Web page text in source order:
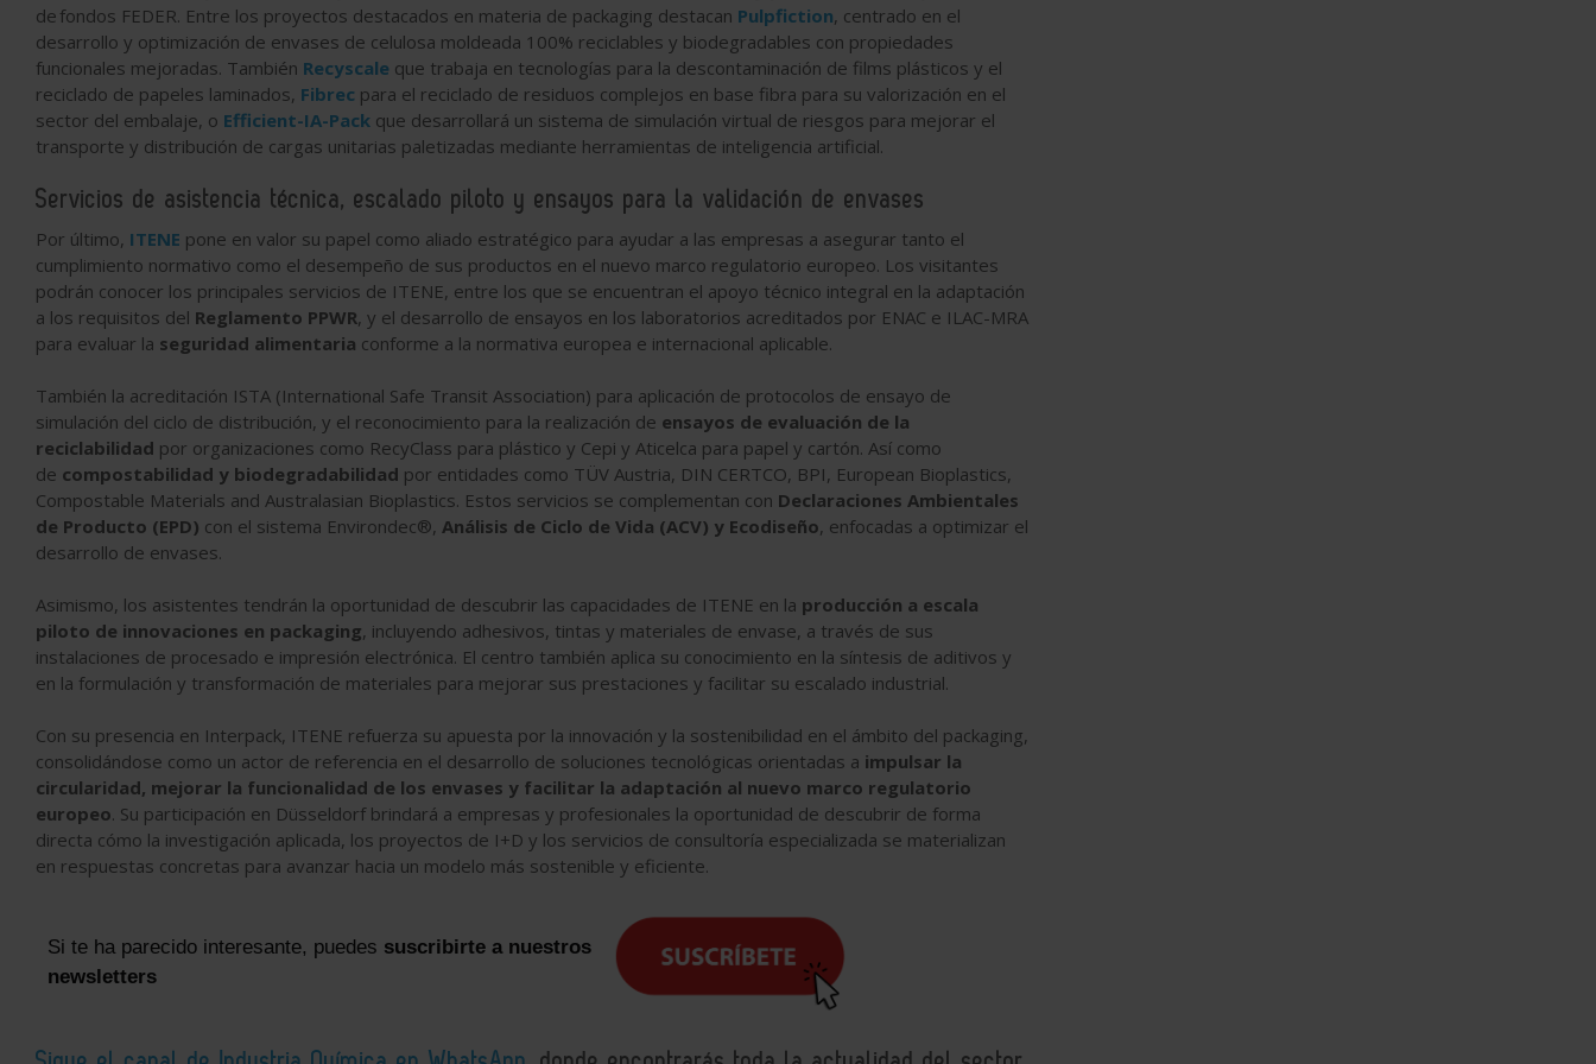
de fondos FEDER. Entre los proyectos destacados en materia de packaging destacan Pulpfiction, centrado en el
desarrollo y optimización de envases de celulosa moldeada 100% reciclables y biodegradables con propiedades
funcionales mejoradas. También Recyscale que trabaja en tecnologías para la descontaminación de films plásticos y el
reciclado de papeles laminados, Fibrec para el reciclado de residuos complejos en base fibra para su valorización en el
sector del embalaje, o Efficient-IA-Pack que desarrollará un sistema de simulación virtual de riesgos para mejorar el
transporte y distribución de cargas unitarias paletizadas mediante herramientas de inteligencia artificial.
Servicios de asistencia técnica, escalado piloto y ensayos para la validación de envases
Por último, ITENE pone en valor su papel como aliado estratégico para ayudar a las empresas a asegurar tanto el
cumplimiento normativo como el desempeño de sus productos en el nuevo marco regulatorio europeo. Los visitantes
podrán conocer los principales servicios de ITENE, entre los que se encuentran el apoyo técnico integral en la adaptación
a los requisitos del Reglamento PPWR, y el desarrollo de ensayos en los laboratorios acreditados por ENAC e ILAC-MRA
para evaluar la seguridad alimentaria conforme a la normativa europea e internacional aplicable.
También la acreditación ISTA (International Safe Transit Association) para aplicación de protocolos de ensayo de
simulación del ciclo de distribución, y el reconocimiento para la realización de ensayos de evaluación de la
reciclabilidad por organizaciones como RecyClass para plástico y Cepi y Aticelca para papel y cartón. Así como
de compostabilidad y biodegradabilidad por entidades como TÜV Austria, DIN CERTCO, BPI, European Bioplastics,
Compostable Materials and Australasian Bioplastics. Estos servicios se complementan con Declaraciones Ambientales
de Producto (EPD) con el sistema Environdec®, Análisis de Ciclo de Vida (ACV) y Ecodiseño, enfocadas a optimizar el
desarrollo de envases.
Asimismo, los asistentes tendrán la oportunidad de descubrir las capacidades de ITENE en la producción a escala
piloto de innovaciones en packaging, incluyendo adhesivos, tintas y materiales de envase, a través de sus
instalaciones de procesado e impresión electrónica. El centro también aplica su conocimiento en la síntesis de aditivos y
en la formulación y transformación de materiales para mejorar sus prestaciones y facilitar su escalado industrial.
Con su presencia en Interpack, ITENE refuerza su apuesta por la innovación y la sostenibilidad en el ámbito del packaging,
consolidándose como un actor de referencia en el desarrollo de soluciones tecnológicas orientadas a impulsar la
circularidad, mejorar la funcionalidad de los envases y facilitar la adaptación al nuevo marco regulatorio
europeo. Su participación en Düsseldorf brindará a empresas y profesionales la oportunidad de descubrir de forma
directa cómo la investigación aplicada, los proyectos de I+D y los servicios de consultoría especializada se materializan
en respuestas concretas para avanzar hacia un modelo más sostenible y eficiente.
Si te ha parecido interesante, puedes suscribirte a nuestros
newsletters